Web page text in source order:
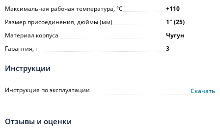
Максимальная рабочая температура, °С
+110
Размер присоединения, дюймы (мм)
1ʺ (25)
Материал корпуса
Чугун
Гарантия, г
3
Инструкции
Инструкция по эксплуатации Скачать
Отзывы и оценки